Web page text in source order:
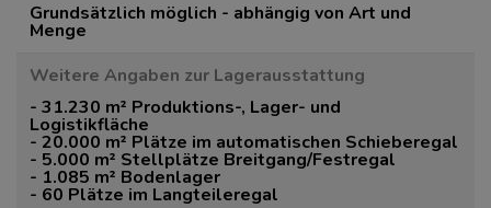
Grundsätzlich möglich - abhängig von Art und
Menge
Weitere Angaben zur Lagerausstattung
- 31.230 m² Produktions-, Lager- und
Logistikfläche
- 20.000 m² Plätze im automatischen Schieberegal
- 5.000 m² Stellplätze Breitgang/Festregal
- 1.085 m² Bodenlager
- 60 Plätze im Langteileregal